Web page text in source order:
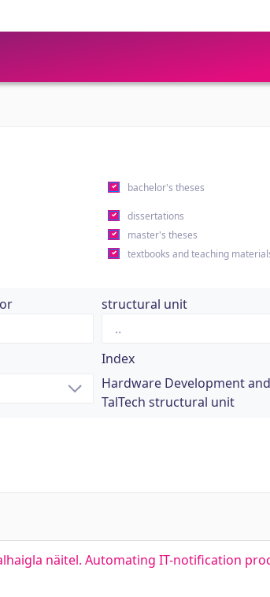
bachelor's theses
dissertations
master's theses
textbooks and teaching
structural unit
Index
Hardware Development
TalTech structural unit
näitel. Automating IT-notification